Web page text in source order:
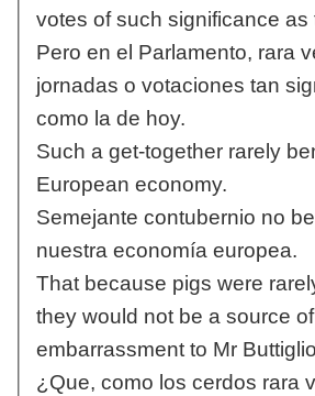
votes of such significance as
Pero en el Parlamento, rara
jornadas o votaciones tan
como la de hoy.
Such a get-together rarely
European economy.
Semejante contubernio no
nuestra economía europea.
That because pigs were
they would not be a source of
embarrassment to Mr
¿Que, como los cerdos rara